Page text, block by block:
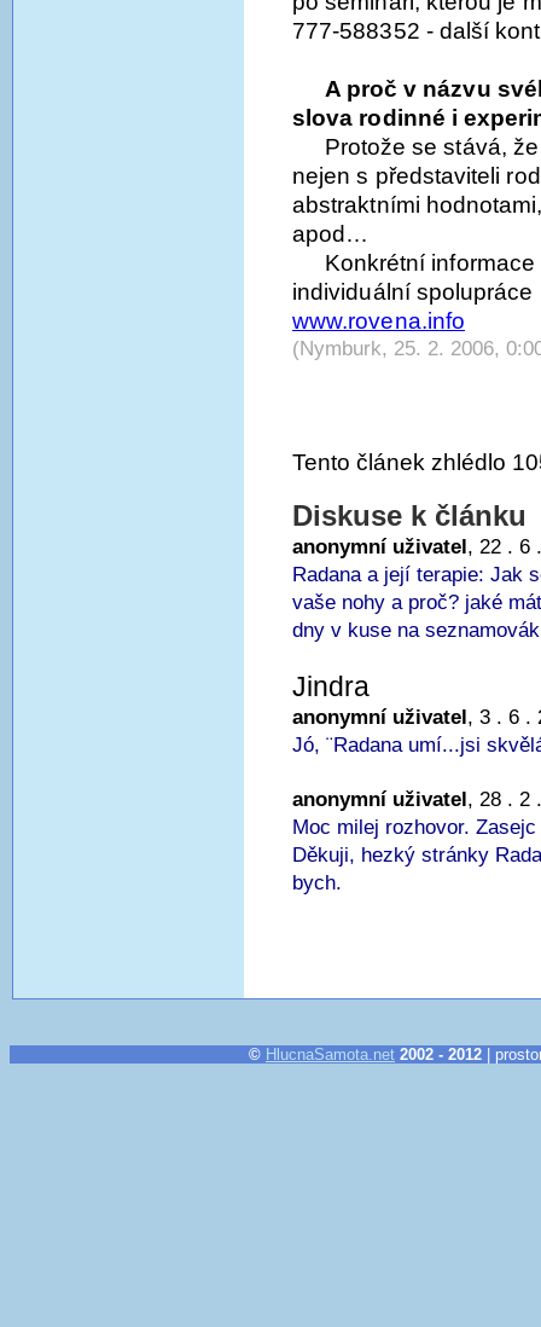
777-588352 - další
A proč v názvu
slova rodinné i
Protože se stává,
nejen s představiteli
abstraktními
apod…
Konkrétní
individuální
www.rovena.info
(Nymburk, 25. 2. 2006,
Tento článek zhlédlo
Diskuse k článku
anonymní uživatel, 22 . 6
Radana a její terapie: Jak
vaše nohy a proč? jaké
dny v kuse na
Jindra
anonymní uživatel, 3 . 6 .
Jó, ¨Radana umí...jsi
anonymní uživatel, 28 . 2
Moc milej rozhovor.
Děkuji, hezký stránky
bych.
© HlucnaSamota.net 2002 - 2012 |